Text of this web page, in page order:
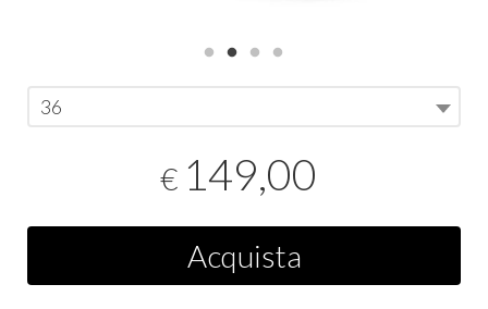
36
€ 149,00
Acquista